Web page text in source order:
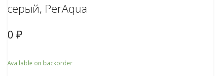
серый, PerAqua
0 ₽
Available on backorder